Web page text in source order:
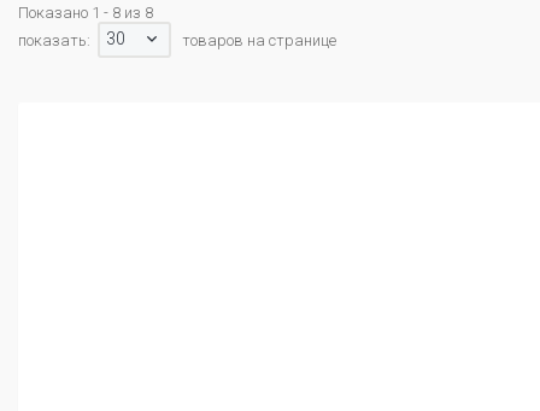
Показано 1 - 8 из 8
показать:
30 товаров на странице